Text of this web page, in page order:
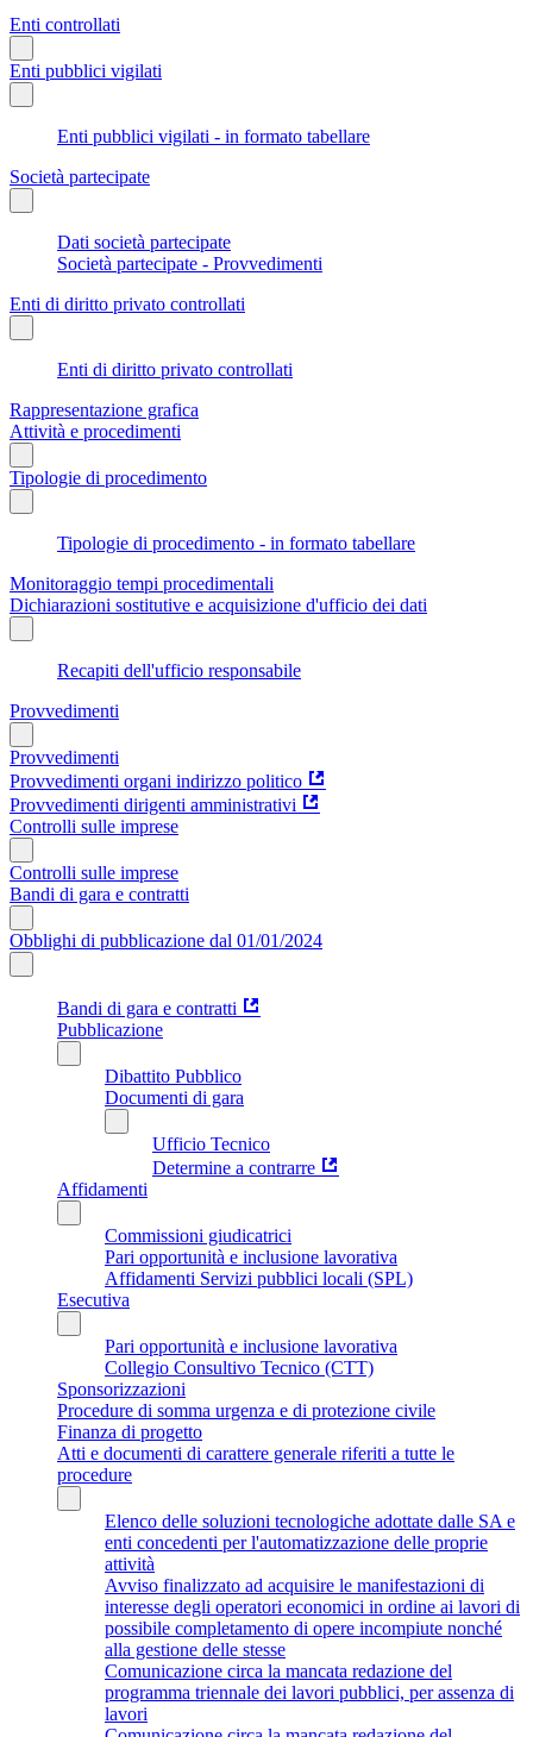
Enti controllati
Enti pubblici vigilati
Enti pubblici vigilati - in formato tabellare
Società partecipate
Dati società partecipate
Società partecipate - Provvedimenti
Enti di diritto privato controllati
Enti di diritto privato controllati
Rappresentazione grafica
Attività e procedimenti
Tipologie di procedimento
Tipologie di procedimento - in formato tabellare
Monitoraggio tempi procedimentali
Dichiarazioni sostitutive e acquisizione d'ufficio dei dati
Recapiti dell'ufficio responsabile
Provvedimenti
Provvedimenti
Provvedimenti organi indirizzo politico
Provvedimenti dirigenti amministrativi
Controlli sulle imprese
Controlli sulle imprese
Bandi di gara e contratti
Obblighi di pubblicazione dal 01/01/2024
Bandi di gara e contratti
Pubblicazione
Dibattito Pubblico
Documenti di gara
Ufficio Tecnico
Determine a contrarre
Affidamenti
Commissioni giudicatrici
Pari opportunità e inclusione lavorativa
Affidamenti Servizi pubblici locali (SPL)
Esecutiva
Pari opportunità e inclusione lavorativa
Collegio Consultivo Tecnico (CTT)
Sponsorizzazioni
Procedure di somma urgenza e di protezione civile
Finanza di progetto
Atti e documenti di carattere generale riferiti a tutte le
procedure
Elenco delle soluzioni tecnologiche adottate dalle SA e
enti concedenti per l'automatizzazione delle proprie
attività
Avviso finalizzato ad acquisire le manifestazioni di
interesse degli operatori economici in ordine ai lavori di
possibile completamento di opere incompiute nonché
alla gestione delle stesse
Comunicazione circa la mancata redazione del
programma triennale dei lavori pubblici, per assenza di
lavori